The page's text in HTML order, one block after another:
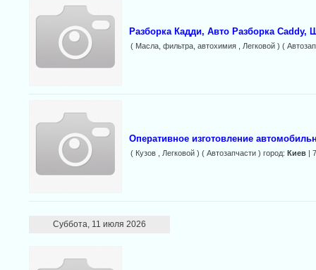
Разборка Кадди, Авто Разборка Caddy,
( Масла, фильтра, автохимия , Легковой ) (
Оперативное изготовление
( Кузов , Легковой ) ( Автозапчасти ) город: Киев|
Суббота, 11 июля 2026